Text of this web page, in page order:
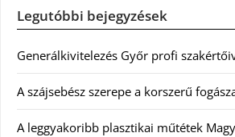
Legutóbbi bejegyzések
Generálkivitelezés Győr profi
A szájsebész szerepe a korszerű
A leggyakoribb plasztikai műtétek